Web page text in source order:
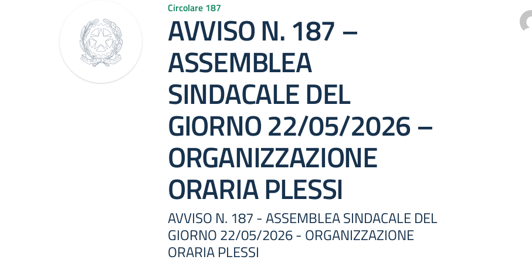
Circolare 187
AVVISO N. 187 –
ASSEMBLEA
SINDACALE DEL
GIORNO 22/05/2026 –
ORGANIZZAZIONE
ORARIA PLESSI
AVVISO N. 187 - ASSEMBLEA SINDACALE DEL
GIORNO 22/05/2026 - ORGANIZZAZIONE
ORARIA PLESSI